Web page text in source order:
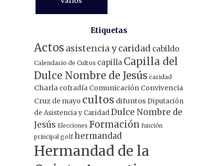
Etiquetas
Actos asistencia y caridad cabildo
Calendario de Cultos capilla Capilla del
Dulce Nombre de Jesús caridad
Charla cofradía Comunicación Convivencia
Cruz de mayo cultos difuntos Diputación
de Asistencia y CaridadDulce Nombre de
Jesús Elecciones Formación función
principal golf hermandad
Hermandad de la